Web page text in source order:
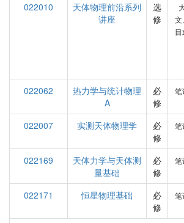
022010
天体物理前沿系列
讲座
选
修
文
目
022062
热力学与统计物理
A
必
修
笔
022007
实测天体物理学
必
修
笔
022169
天体力学与天体测
量基础
必
修
笔
022171
恒星物理基础
必
修
笔